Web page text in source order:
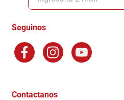
Formas de Pago
Terminos y Condiciones
Factura Electronica
Ganadores - Promociones
Seguinos
Contactanos